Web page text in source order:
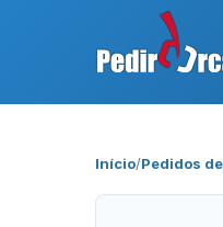
Início/Pedidos